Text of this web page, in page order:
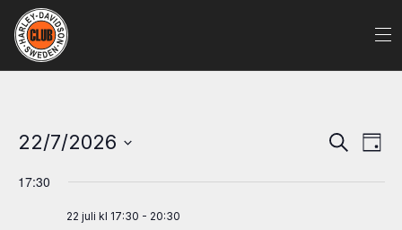
and
Sök Dag
22/7/2026
datum.
17:30
22 juli kl 17:30 - 20:30